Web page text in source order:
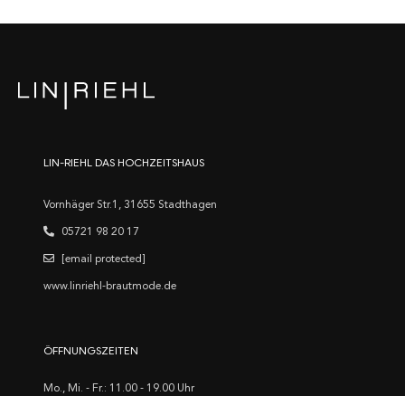
LIN-RIEHL DAS HOCHZEITSHAUS
Vornhäger Str.1, 31655 Stadthagen
05721 98 20 17
[email protected]
www.linriehl-brautmode.de
ÖFFNUNGSZEITEN
Mo., Mi. - Fr.: 11.00 - 19.00 Uhr